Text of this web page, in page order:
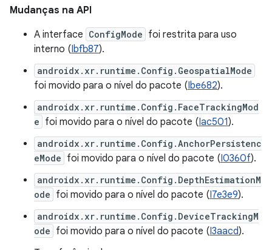
Mudanças na API
A interface ConfigMode foi restrita para uso
interno (Ibfb87).
androidx.xr.runtime.Config.GeospatialMode
foi movido para o nível do pacote (Ibe682).
androidx.xr.runtime.Config.FaceTrackingMod
e foi movido para o nível do pacote (Iac501).
androidx.xr.runtime.Config.AnchorPersistenc
eMode foi movido para o nível do pacote (I0360f).
androidx.xr.runtime.Config.DepthEstimationM
ode foi movido para o nível do pacote (I7e3e9).
androidx.xr.runtime.Config.DeviceTrackingM
ode foi movido para o nível do pacote (I3aacd).